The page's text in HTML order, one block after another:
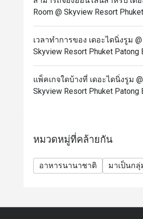
Room @ Skyview Resort
เวลาทำการของ เดอะไดนิ่งรูม
Skyview Resort Phuket Patong
แพ็คเกจใดบ้างที่ เดอะไดนิ่งรูม
Skyview Resort Phuket Patong
หมวดหมู่ที่คล้ายกัน
อาหารนานาชาติ มาเป็นกลุ่